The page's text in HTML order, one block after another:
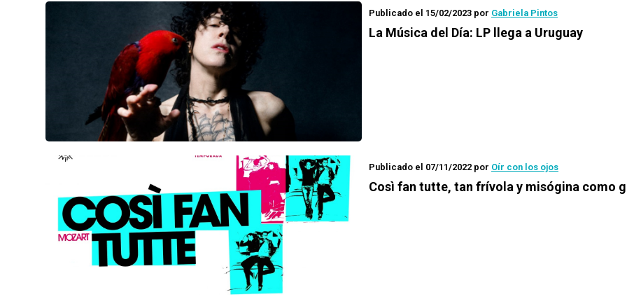
Publicado el 15/02/2023 por Gabriela Pintos
La Música del Día: LP llega a Uruguay
Publicado el 07/11/2022 por Oír con los ojos
Così fan tutte, tan frívola y misógina como